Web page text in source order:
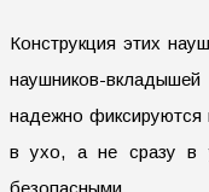
Конструкция этих
наушников-
надежно фиксируются
в ухо, а не сразу в
безопасными.